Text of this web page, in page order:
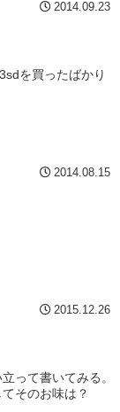
2014.09.23
を買ったばかり
2014.08.15
2015.12.26
って書いてみる。
そのお味は？